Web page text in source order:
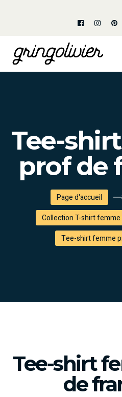
Tee-
prof de
Page d'accueil
Collection T-shirt
Tee-shirt femme
Tee-shirt
de